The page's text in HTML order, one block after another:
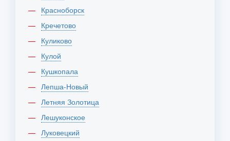
Красноборск
Кречетово
Куликово
Кулой
Кушкопала
Лепша-Новый
Летняя Золотица
Лешуконское
Луковецкий